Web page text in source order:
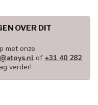
OVER DIT
met onze
of +31 40 282
verder!